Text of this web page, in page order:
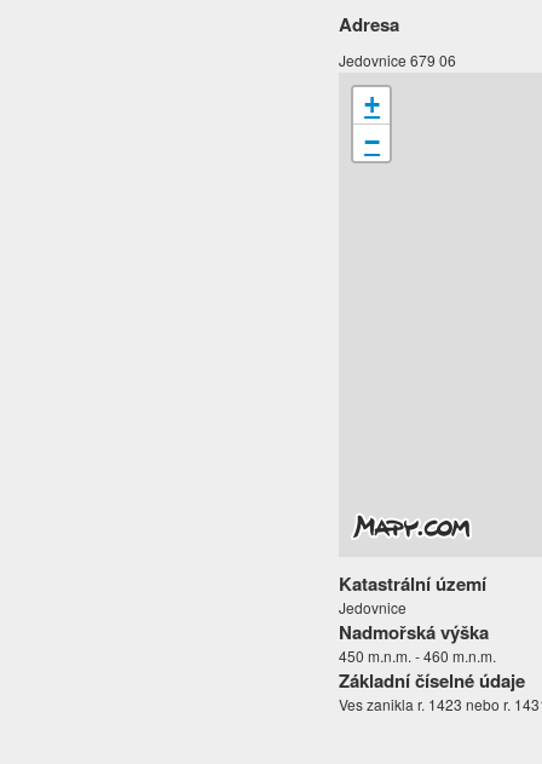
Adresa
Jedovnice 679 06
+
−
Katastrální území
Jedovnice
Nadmořská výška
450 m.n.m. - 460 m.n.m.
Základní číselné údaje
Ves zanikla r. 1423 nebo r.